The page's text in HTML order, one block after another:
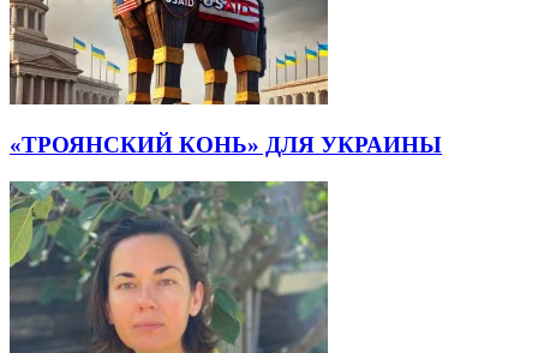
«ТРОЯНСКИЙ КОНЬ» ДЛЯ УКРАИНЫ